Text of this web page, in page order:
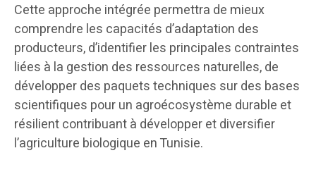
Cette approche intégrée permettra de mieux
comprendre les capacités d’adaptation des
producteurs, d’identifier les principales contraintes
liées à la gestion des ressources naturelles, de
développer des paquets techniques sur des bases
scientifiques pour un agroécosystème durable et
résilient contribuant à développer et diversifier
l’agriculture biologique en Tunisie.